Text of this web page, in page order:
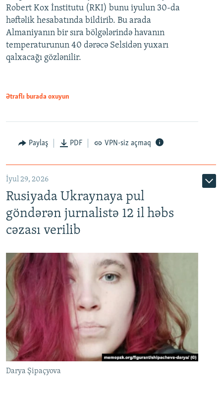
Robert Kox İnstitutu (RKI) bunu iyulun 30-da
həftəlik hesabatında bildirib. Bu arada
Almaniyanın bir sıra bölgələrində havanın
temperaturunun 40 dərəcə Selsidən yuxarı
qalxacağı gözlənilir.
Ətraflı burada oxuyun
Paylaş PDF VPN-siz açmaq
İyul 29, 2026
Rusiyada Ukraynaya pul
göndərən jurnalistə 12 il həbs
cəzası verilib
Darya Şipaçyova